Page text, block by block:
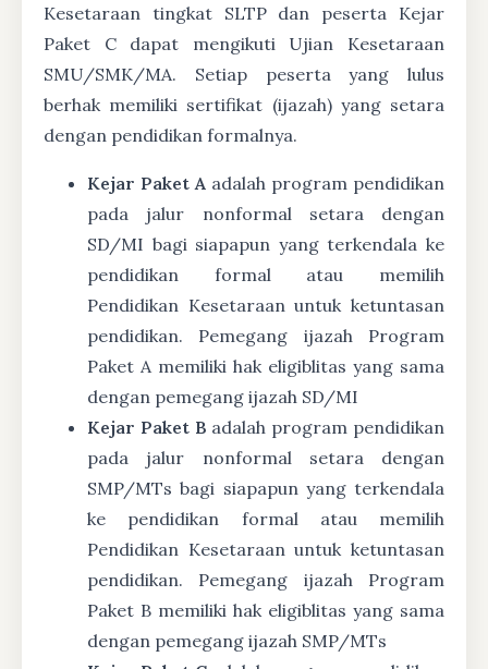
Kesetaraan tingkat SLTP dan peserta Kejar
Paket C dapat mengikuti Ujian Kesetaraan
SMU/SMK/MA. Setiap peserta yang lulus
berhak memiliki sertifikat (ijazah) yang setara
dengan pendidikan formalnya.
Kejar Paket A adalah program pendidikan
pada jalur nonformal setara dengan
SD/MI bagi siapapun yang terkendala ke
pendidikan formal atau memilih
Pendidikan Kesetaraan untuk ketuntasan
pendidikan. Pemegang ijazah Program
Paket A memiliki hak eligiblitas yang sama
dengan pemegang ijazah SD/MI
Kejar Paket B adalah program pendidikan
pada jalur nonformal setara dengan
SMP/MTs bagi siapapun yang terkendala
ke pendidikan formal atau memilih
Pendidikan Kesetaraan untuk ketuntasan
pendidikan. Pemegang ijazah Program
Paket B memiliki hak eligiblitas yang sama
dengan pemegang ijazah SMP/MTs